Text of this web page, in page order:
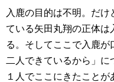
入鹿の目的は不明。だ
ている矢田丸翔の正体は
る。そしてここで入鹿
二人できているから」
１人でここにきたこと